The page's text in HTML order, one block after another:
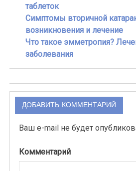
таблеток
Симптомы вторичной
возникновения и лечение
Что такое эмметропия?
заболевания
ДОБАВИТЬ КОММЕНТАРИЙ
Ваш e-mail не будет
Комментарий